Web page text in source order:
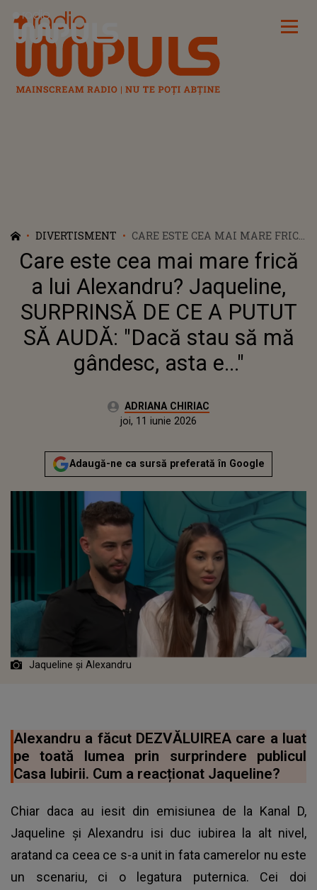
Radio Impuls
DIVERTISMENT
CARE ESTE CEA MAI MARE FRICĂ
A LUI ALEXANDRU? JAQUELINE,
SURPRINSĂ DE CE A PUTUT SĂ
AUDĂ: "DACĂ STAU SĂ MĂ
GÂNDESC, ASTA E..."
Care este cea mai mare frică
a lui Alexandru? Jaqueline,
SURPRINSĂ DE CE A PUTUT
SĂ AUDĂ: "Dacă stau să mă
gândesc, asta e..."
Autor:ADRIANA CHIRIAC
Actualizat:
joi, 11 iunie 2026
Adaugă-ne ca sursă preferată în Google
Jaqueline și Alexandru
Alexandru a făcut DEZVĂLUIREA care a luat
pe toată lumea prin surprindere publicul
Casa Iubirii. Cum a reacționat Jaqueline?
Chiar daca au iesit din emisiunea de la Kanal D,
Jaqueline și Alexandru isi duc iubirea la alt nivel,
aratand ca ceea ce s-a unit in fata camerelor nu este
un scenariu, ci o legatura puternica. Cei doi